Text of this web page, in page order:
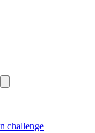
challenge